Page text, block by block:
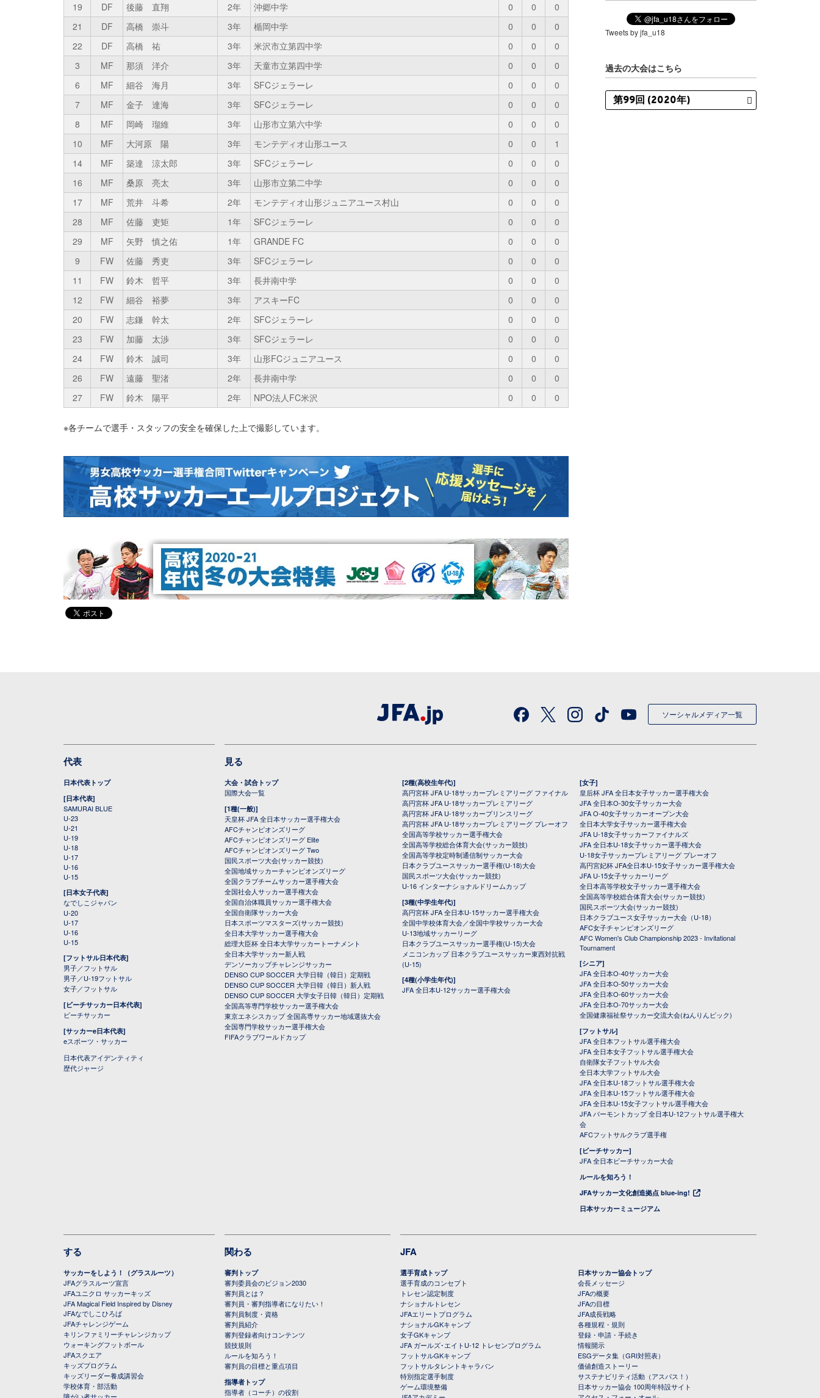
19
DF 後藤 直翔 2年 沖郷中学 0 0
0
21
DF 高橋 崇斗 3年 楯岡中学 0 0
0
22
DF 高橋 祐 3年 米沢市立第四中学 0 0
0
3
MF 那須 洋介 3年 天童市立第四中学 0 0
0
6
MF 細谷 海月 3年 SFCジェラーレ 0 0
0
7
MF 金子 達海 3年 SFCジェラーレ 0 0
0
8
MF 岡崎 瑠維 3年 山形市立第六中学 0 0
0
10
MF 大河原 陽 3年 モンテディオ山形ユース 0 0
1
14
MF 築達 涼太郎 3年 SFCジェラーレ 0 0
0
16
MF 桑原 亮太 3年 山形市立第二中学 0 0
0
17
MF 荒井 斗希 2年 モンテディオ山形ジュニアユース村山 0 0
0
28
MF 佐藤 吏矩 1年 SFCジェラーレ 0 0
0
29
MF 矢野 慎之佑 1年 GRANDE FC 0 0
0
9
FW 佐藤 秀吏 3年 SFCジェラーレ 0 0
0
11
FW 鈴木 哲平 3年 長井南中学 0 0
0
12
FW 細谷 裕夢 3年 アスキーFC 0 0
0
20
FW 志鎌 幹太 2年 SFCジェラーレ 0 0
0
23
FW 加藤 太渉 3年 SFCジェラーレ 0 0
0
24
FW 鈴木 誠司 3年 山形FCジュニアユース 0 0
0
26
FW 遠藤 聖渚 2年 長井南中学 0 0
0
27
FW 鈴木 陽平 2年 NPO法人FC米沢 0 0 0
※各チームで選手・スタッフの安全を確保した上で撮影しています。
Tweets by jfa_u18
過去の大会はこちら
ソーシャルメディア一覧
代表
日本代表トップ
[日本代表]
SAMURAI BLUE
U-23
U-21
U-19
U-18
U-17
U-16
U-15
[日本女子代表]
なでしこジャパン
U-20
U-17
U-16
U-15
[フットサル日本代表]
男子／フットサル
男子／U-19フットサル
女子／フットサル
[ビーチサッカー日本代表]
ビーチサッカー
[サッカーe日本代表]
eスポーツ・サッカー
日本代表アイデンティティ
歴代ジャージ
見る
大会・試合トップ
国際大会一覧
[1種(一般)]
天皇杯 JFA 全日本サッカー選手権大会
AFCチャンピオンズリーグ
AFCチャンピオンズリーグ Elite
AFCチャンピオンズリーグ Two
国民スポーツ大会(サッカー競技)
全国地域サッカーチャンピオンズリーグ
全国クラブチームサッカー選手権大会
全国社会人サッカー選手権大会
全国自治体職員サッカー選手権大会
全国自衛隊サッカー大会
日本スポーツマスターズ(サッカー競技)
全日本大学サッカー選手権大会
総理大臣杯 全日本大学サッカートーナメント
全日本大学サッカー新人戦
デンソーカップチャレンジサッカー
DENSO CUP SOCCER 大学日韓（韓日）定期戦
DENSO CUP SOCCER 大学日韓（韓日）新人戦
DENSO CUP SOCCER 大学女子日韓（韓日）定期戦
全国高等専門学校サッカー選手権大会
東京エネシスカップ 全国高専サッカー地域選抜大会
全国専門学校サッカー選手権大会
FIFAクラブワールドカップ
[2種(高校生年代)]
高円宮杯 JFA U-18サッカープレミアリーグ ファイナル
高円宮杯 JFA U-18サッカープレミアリーグ
高円宮杯 JFA U-18サッカープリンスリーグ
高円宮杯 JFA U-18サッカープレミアリーグ プレーオフ
全国高等学校サッカー選手権大会
全国高等学校総合体育大会(サッカー競技)
全国高等学校定時制通信制サッカー大会
日本クラブユースサッカー選手権(U-18)大会
国民スポーツ大会(サッカー競技)
U-16 インターナショナルドリームカップ
[3種(中学生年代)]
高円宮杯 JFA 全日本U-15サッカー選手権大会
全国中学校体育大会／全国中学校サッカー大会
U-13地域サッカーリーグ
日本クラブユースサッカー選手権(U-15)大会
メニコンカップ 日本クラブユースサッカー東西対抗戦
(U-15)
[4種(小学生年代)]
JFA 全日本U-12サッカー選手権大会
[女子]
皇后杯 JFA 全日本女子サッカー選手権大会
JFA 全日本O-30女子サッカー大会
JFA O-40女子サッカーオープン大会
全日本大学女子サッカー選手権大会
JFA U-18女子サッカーファイナルズ
JFA 全日本U-18女子サッカー選手権大会
U-18女子サッカープレミアリーグ プレーオフ
高円宮妃杯 JFA全日本U-15女子サッカー選手権大会
JFA U-15女子サッカーリーグ
全日本高等学校女子サッカー選手権大会
全国高等学校総合体育大会(サッカー競技)
国民スポーツ大会(サッカー競技)
日本クラブユース女子サッカー大会（U-18）
AFC女子チャンピオンズリーグ
AFC Women's Club Championship 2023 - Invitational
Tournament
[シニア]
JFA 全日本O-40サッカー大会
JFA 全日本O-50サッカー大会
JFA 全日本O-60サッカー大会
JFA 全日本O-70サッカー大会
全国健康福祉祭サッカー交流大会(ねんりんピック)
[フットサル]
JFA 全日本フットサル選手権大会
JFA 全日本女子フットサル選手権大会
自衛隊女子フットサル大会
全日本大学フットサル大会
JFA 全日本U-18フットサル選手権大会
JFA 全日本U-15フットサル選手権大会
JFA 全日本U-15女子フットサル選手権大会
JFA バーモントカップ 全日本U-12フットサル選手権大
会
AFCフットサルクラブ選手権
[ビーチサッカー]
JFA 全日本ビーチサッカー大会
ルールを知ろう！
JFAサッカー文化創造拠点 blue-ing!
日本サッカーミュージアム
する
サッカーをしよう！（グラスルーツ）
JFAグラスルーツ宣言
JFAユニクロ サッカーキッズ
JFA Magical Field Inspired by Disney
JFAなでしこひろば
JFAチャレンジゲーム
キリンファミリーチャレンジカップ
ウォーキングフットボール
JFAスクエア
キッズプログラム
キッズリーダー養成講習会
学校体育・部活動
関わる
審判トップ
審判委員会のビジョン2030
審判員とは？
審判員・審判指導者になりたい！
審判員制度・資格
審判員紹介
審判登録者向けコンテンツ
競技規則
ルールを知ろう！
審判員の目標と重点項目
指導者トップ
指導者（コーチ）の役割
JFA
選手育成トップ
選手育成のコンセプト
トレセン認定制度
ナショナルトレセン
JFAエリートプログラム
ナショナルGKキャンプ
女子GKキャンプ
JFA ガールズ･エイトU-12 トレセンプログラム
フットサルGKキャンプ
フットサルタレントキャラバン
特別指定選手制度
ゲーム環境整備
日本サッカー協会トップ
会長メッセージ
JFAの概要
JFAの目標
JFA成長戦略
各種規程・規則
登録・申請・手続き
情報開示
ESGデータ集（GRI対照表）
価値創造ストーリー
サステナビリティ活動（アスパス！）
日本サッカー協会 100周年特設サイト